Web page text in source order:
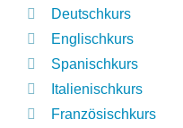
Deutschkurs
Englischkurs
Spanischkurs
Italienischkurs
Französischkurs